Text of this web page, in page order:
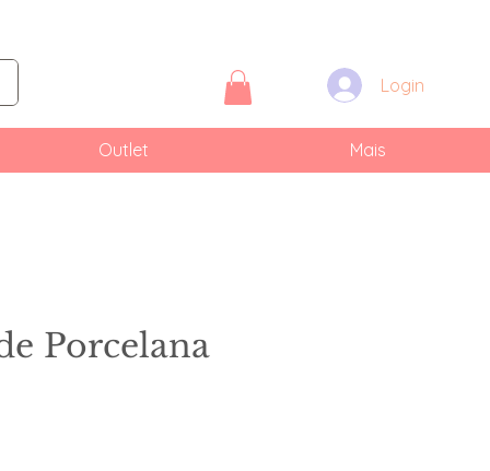
Login
Outlet Mais
Porcelana